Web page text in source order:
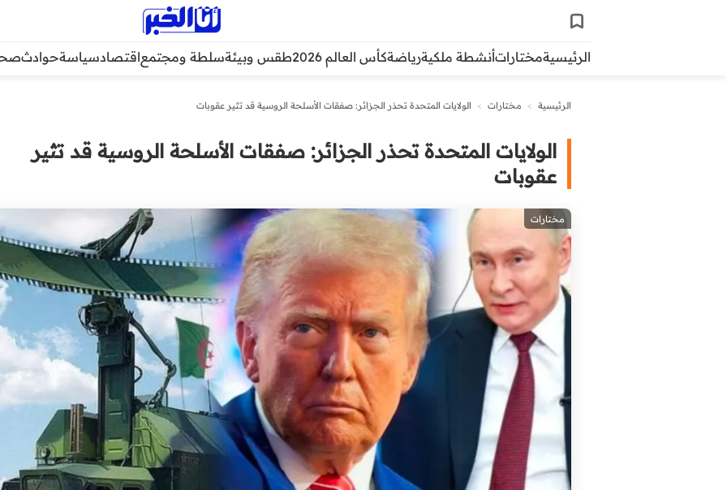
الرئيسيةمختاراتأنشطة ملكيةرياضةكأس العالم 2026 طقس وبيئةسلطة ومجتمعاقتصادسياسةحوادث
الرئيسية > مختارات > الولايات المتحدة تحذر الجزائر: صفقات الأسلحة الروسية قد تثير عقوبات
الولايات المتحدة تحذر الجزائر: صفقات الأسلحة الروسية قد تثير
عقوبات
مختارات